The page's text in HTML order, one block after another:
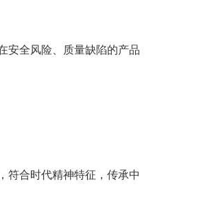
安全风险、质量缺陷的产品
符合时代精神特征，传承中